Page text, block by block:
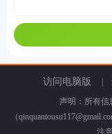
访问电脑版
声明：所有
（
注